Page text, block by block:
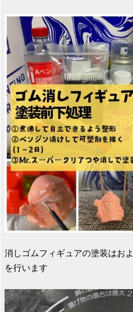
消しゴムフィギュアの塗装はお
を行います